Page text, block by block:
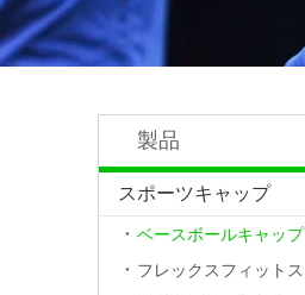
製品
スポーツキャップ
ベースボールキャップ